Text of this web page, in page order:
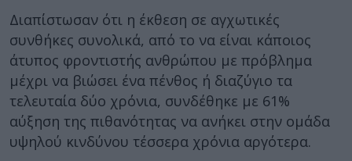
Διαπίστωσαν ότι η έκθεση σε αγχωτικές
συνθήκες συνολικά, από το να είναι κάποιος
άτυπος φροντιστής ανθρώπου με πρόβλημα
μέχρι να βιώσει ένα πένθος ή διαζύγιο τα
τελευταία δύο χρόνια, συνδέθηκε με 61%
αύξηση της πιθανότητας να ανήκει στην ομάδα
υψηλού κινδύνου τέσσερα χρόνια αργότερα.